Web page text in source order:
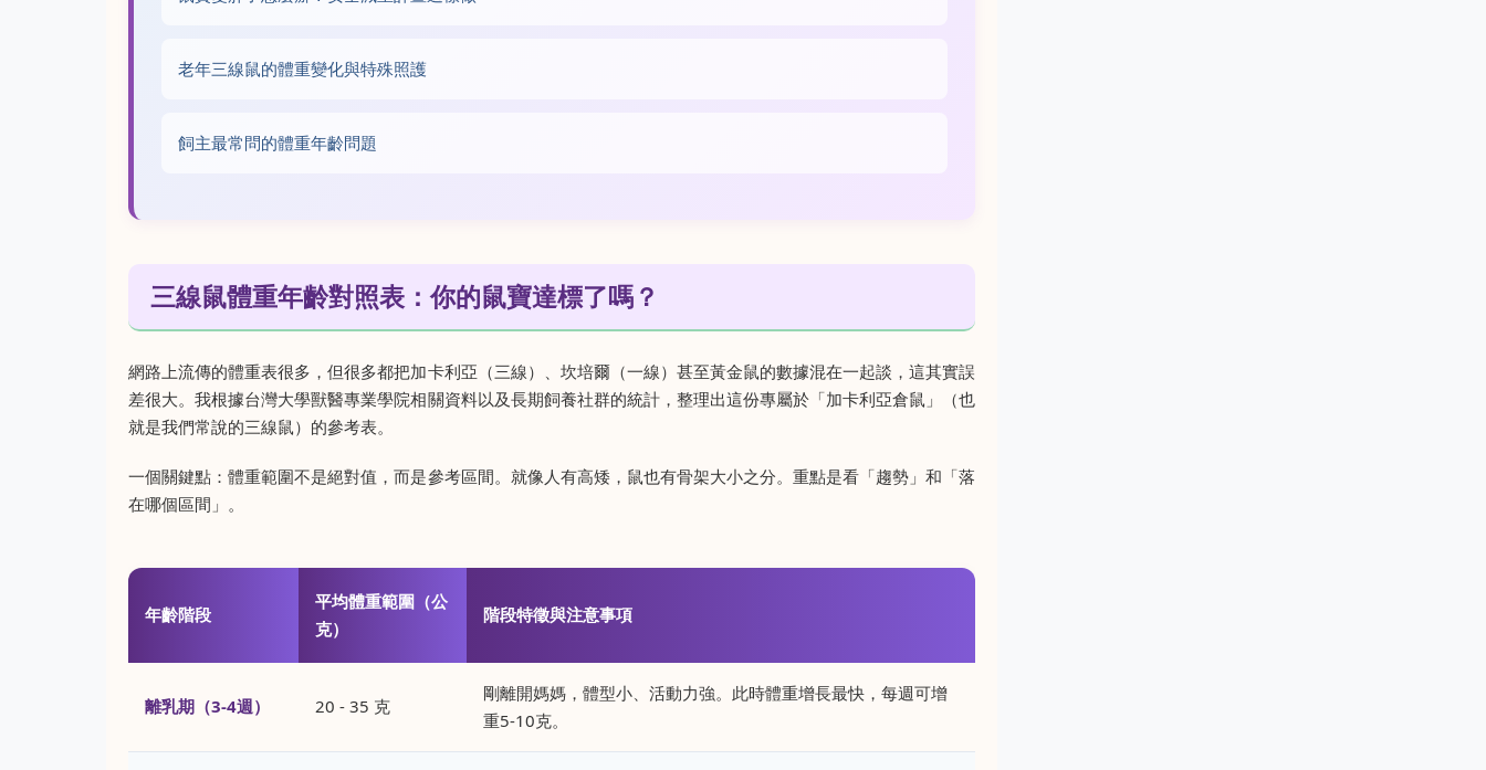
老年三線鼠的體重變化與特殊照護
飼主最常問的體重年齡問題
三線鼠體重年齡對照表：你的鼠寶達標了嗎？
網路上流傳的體重表很多，但很多都把加卡利亞（三線）、坎培爾（一線）甚至黃金鼠的數據混在一起談，這其實誤
差很大。我根據台灣大學獸醫專業學院相關資料以及長期飼養社群的統計，整理出這份專屬於「加卡利亞倉鼠」（也
就是我們常說的三線鼠）的參考表。
一個關鍵點：體重範圍不是絕對值，而是參考區間。就像人有高矮，鼠也有骨架大小之分。重點是看「趨勢」和「落
在哪個區間」。
年齡階段
平均體重範圍（公
克）
階段特徵與注意事項
離乳期（3-4週） 20 - 35 克
剛離開媽媽，體型小、活動力強。此時體重增長最快，每週可增
重5-10克。